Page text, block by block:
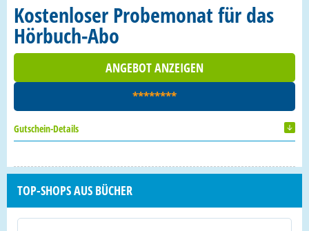
Kostenloser Probemonat für das
Hörbuch-Abo
ANGEBOT ANZEIGEN
********
Gutschein-Details
TOP-SHOPS AUS BÜCHER